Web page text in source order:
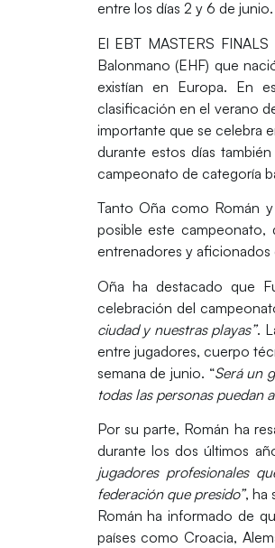
entre los días 2 y 6 de junio.
El EBT MASTERS
Balonmano (EHF) que
existían en Europa. En
clasificación en el verano
importante que se celebra
durante estos días
campeonato de categoría
Tanto Oña como Román
posible este campeonato,
entrenadores y aficionados
Oña ha destacado que
celebración del
ciudad y nuestras playas”.
entre jugadores, cuerpo
semana de junio. “Será un
todas las personas puedan
Por su parte, Román ha
durante los dos últimos
jugadores profesionales
federación que presido”, ha
Román ha informado de
países como Croacia,